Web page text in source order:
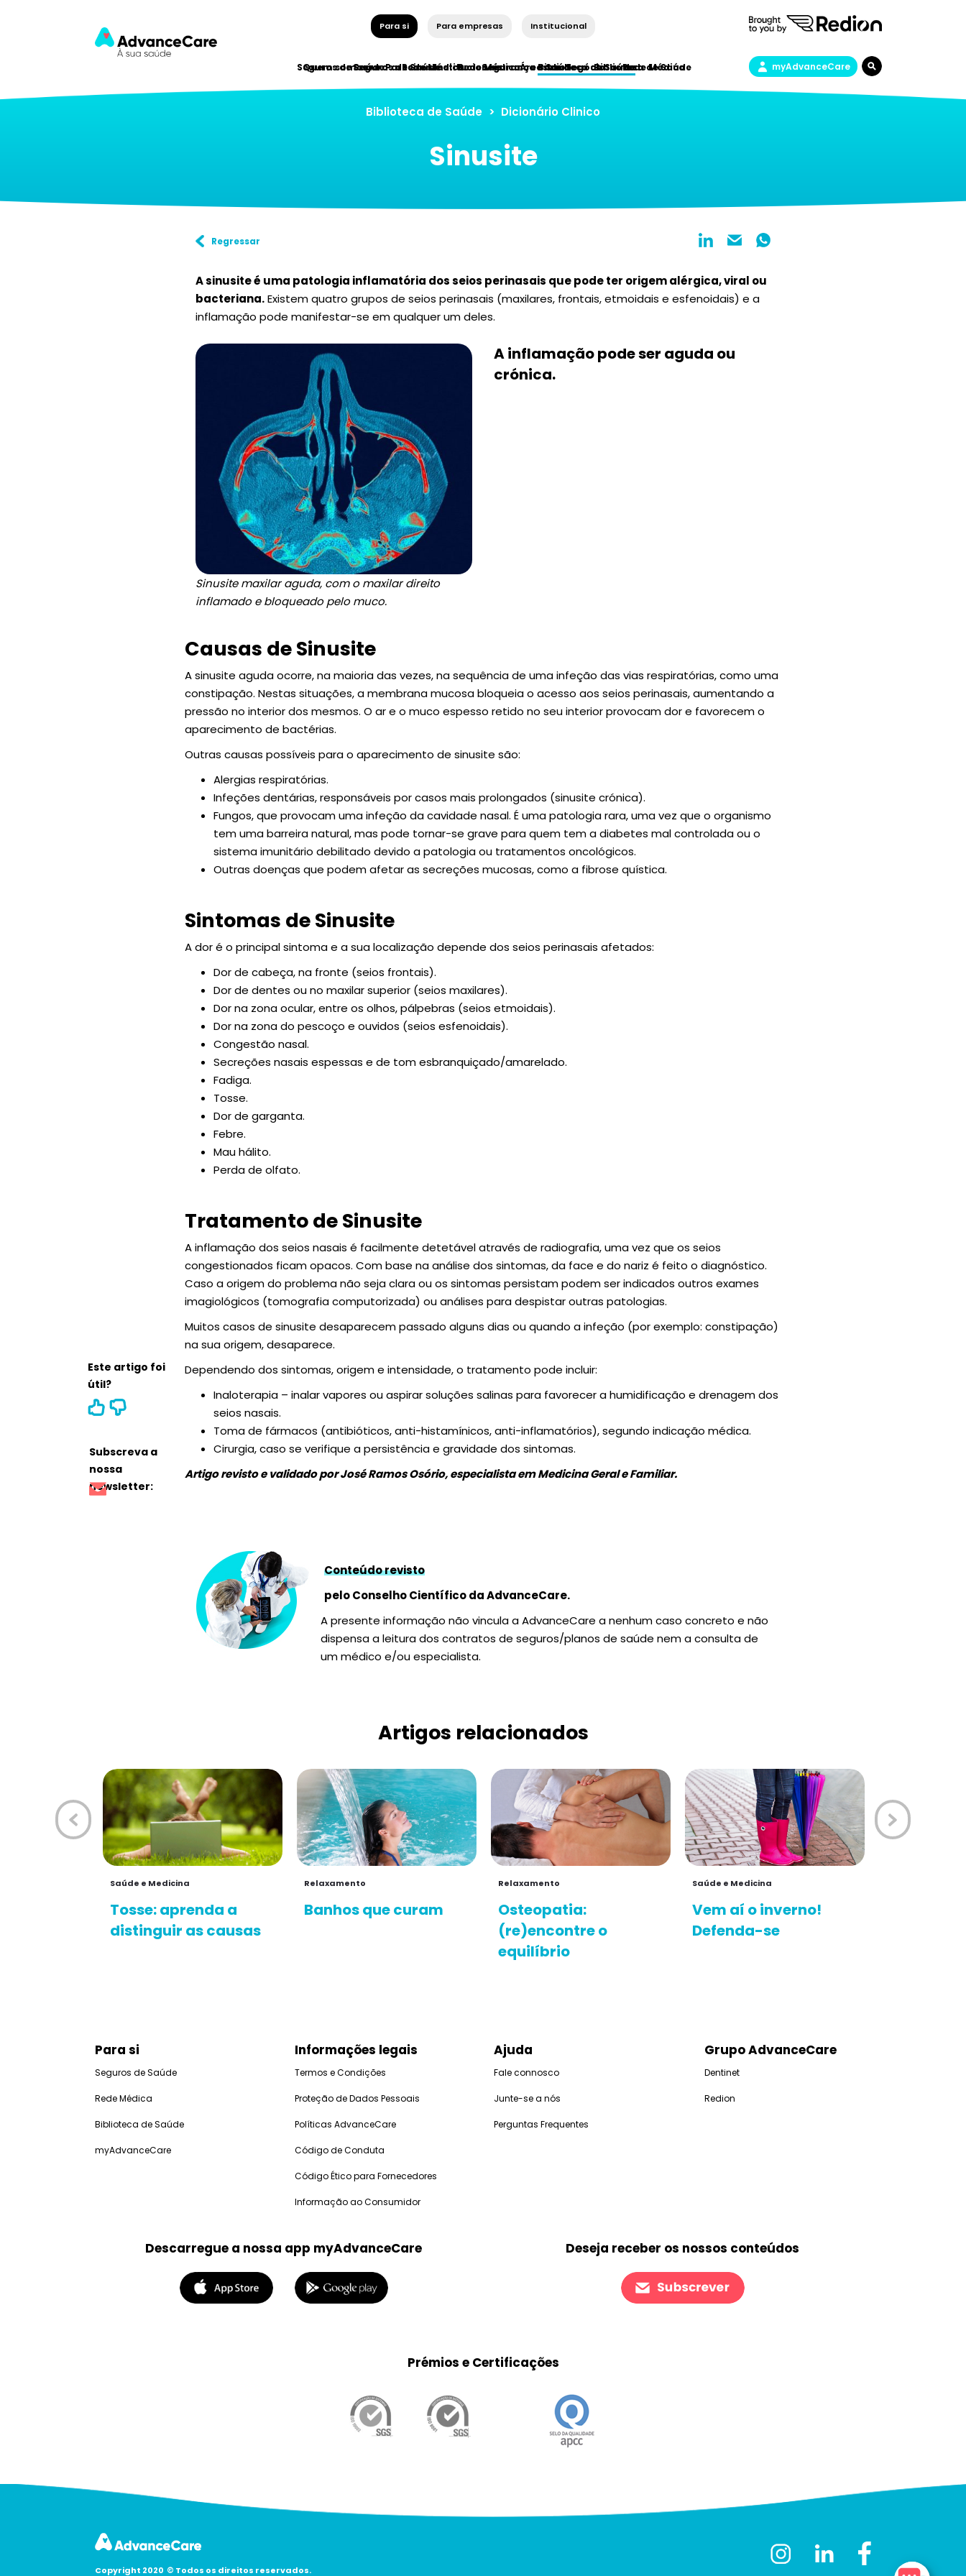
AdvanceCare
Para si Para empresas Institucional
Seguros de Saúde Rede Médica Biblioteca de Saúde
Seguros de Saúde Rede Médica Segurança e Saúde Biblioteca de Saúde
Quem somos Parceiros Institucionais Áreas de Negócio Rede Médica myAdvanceCare
Biblioteca de Saúde > Dicionário Clinico
Sinusite
Regressar
A sinusite é uma patologia inflamatória dos seios perinasais que pode ter origem alérgica, viral ou
bacteriana.Existem quatro grupos de seios perinasais (maxilares, frontais, etmoidais e esfenoidais) e a
inflamação pode manifestar-se em qualquer um deles.
Sinusite maxilar aguda, com o maxilar direito
inflamado e bloqueado pelo muco.
A inflamação pode ser aguda ou
crónica.
Causas de Sinusite
A sinusite aguda ocorre, na maioria das vezes, na sequência de uma infeção das vias respiratórias, como uma
constipação. Nestas situações, a membrana mucosa bloqueia o acesso aos seios perinasais, aumentando a
pressão no interior dos mesmos. O ar e o muco espesso retido no seu interior provocam dor e favorecem o
aparecimento de bactérias.
Outras causas possíveis para o aparecimento de sinusite são:
Alergias respiratórias.
Infeções dentárias, responsáveis por casos mais prolongados (sinusite crónica).
Fungos, que provocam uma infeção da cavidade nasal. É uma patologia rara, uma vez que o organismo
tem uma barreira natural, mas pode tornar-se grave para quem tem a diabetes mal controlada ou o
sistema imunitário debilitado devido a patologia ou tratamentos oncológicos.
Outras doenças que podem afetar as secreções mucosas, como a fibrose quística.
Sintomas de Sinusite
A dor é o principal sintoma e a sua localização depende dos seios perinasais afetados:
Dor de cabeça, na fronte (seios frontais).
Dor de dentes ou no maxilar superior (seios maxilares).
Dor na zona ocular, entre os olhos, pálpebras (seios etmoidais).
Dor na zona do pescoço e ouvidos (seios esfenoidais).
Congestão nasal.
Secreções nasais espessas e de tom esbranquiçado/amarelado.
Fadiga.
Tosse.
Dor de garganta.
Febre.
Mau hálito.
Perda de olfato.
Tratamento de Sinusite
A inflamação dos seios nasais é facilmente detetável através de radiografia, uma vez que os seios
congestionados ficam opacos. Com base na análise dos sintomas, da face e do nariz é feito o diagnóstico.
Caso a origem do problema não seja clara ou os sintomas persistam podem ser indicados outros exames
imagiológicos (tomografia computorizada) ou análises para despistar outras patologias.
Muitos casos de sinusite desaparecem passado alguns dias ou quando a infeção (por exemplo: constipação)
na sua origem, desaparece.
Dependendo dos sintomas, origem e intensidade, o tratamento pode incluir:
Inaloterapia – inalar vapores ou aspirar soluções salinas para favorecer a humidificação e drenagem dos
seios nasais.
Toma de fármacos (antibióticos, anti-histamínicos, anti-inflamatórios), segundo indicação médica.
Cirurgia, caso se verifique a persistência e gravidade dos sintomas.
Artigo revisto e validado por José Ramos Osório, especialista em Medicina Geral e Familiar.
Este artigo foi
útil?
Subscreva a
nossa
newsletter:
Conteúdo revisto
pelo Conselho Científico da AdvanceCare.
A presente informação não vincula a AdvanceCare a nenhum caso concreto e não
dispensa a leitura dos contratos de seguros/planos de saúde nem a consulta de
um médico e/ou especialista.
Artigos relacionados
Saúde e Medicina
Tosse: aprenda a
distinguir as causas
Relaxamento
Banhos que curam
Relaxamento
Osteopatia:
(re)encontre o
equilíbrio
Saúde e Medicina
Vem aí o inverno!
Defenda-se
Para si
Seguros de Saúde
Rede Médica
Biblioteca de Saúde
myAdvanceCare
Informações legais
Termos e Condições
Proteção de Dados Pessoais
Políticas AdvanceCare
Código de Conduta
Código Ético para Fornecedores
Informação ao Consumidor
Ajuda
Fale connosco
Junte-se a nós
Perguntas Frequentes
Grupo AdvanceCare
Dentinet
Redion
Descarregue a nossa app myAdvanceCare Deseja receber os nossos conteúdos
Prémios e Certificações
Copyright 2020 © Todos os direitos reservados.